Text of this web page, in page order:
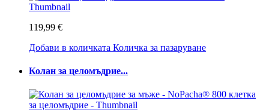
119,99 €
Добави в количката Количка за пазаруване
Колан за целомъдрие...